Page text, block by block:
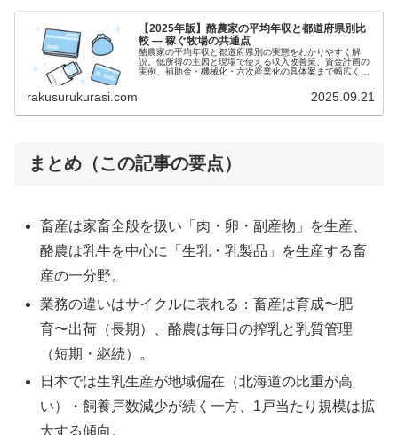
【2025年版】酪農家の平均年収と都道府県別比
較 — 稼ぐ牧場の共通点
酪農家の平均年収と都道府県別の実態をわかりやすく解
説。低所得の主因と現場で使える収入改善策、資金計画の
実例、補助金・機械化・六次産業化の具体案まで幅広く紹
rakusurukurasi.com 2025.09.21
まとめ（この記事の要点）
畜産は家畜全般を扱い「肉・卵・副産物」を生産、
酪農は乳牛を中心に「生乳・乳製品」を生産する畜
産の一分野。
業務の違いはサイクルに表れる：畜産は育成〜肥
育〜出荷（長期）、酪農は毎日の搾乳と乳質管理
（短期・継続）。
日本では生乳生産が地域偏在（北海道の比重が高
い）・飼養戸数減少が続く一方、1戸当たり規模は拡
大する傾向。